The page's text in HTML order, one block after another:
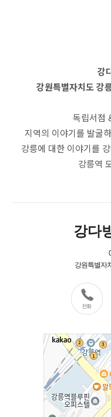
강
강원특별자치도 강
독립서점
지역의 이야기를 발굴
강릉에 대한 이야기를
강릉역